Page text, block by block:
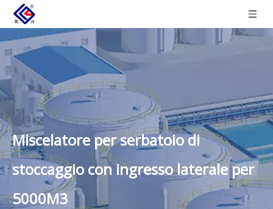
Miscelatore per serbatoio di
stoccaggio con ingresso laterale per
5000M3